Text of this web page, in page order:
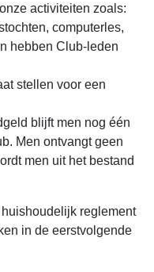
activiteiten zoals:
computerles,
hebben Club-leden
stellen voor een
blijft men nog één
Men ontvangt geen
men uit het bestand
reglement
in de eerstvolgende